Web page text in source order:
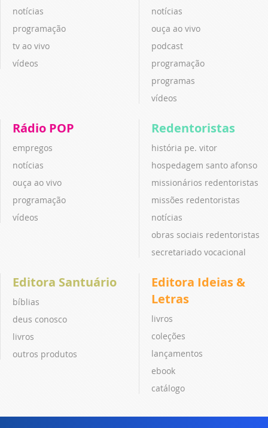
notícias
programação
tv ao vivo
vídeos
notícias
ouça ao vivo
podcast
programação
programas
vídeos
Rádio POP
empregos
notícias
ouça ao vivo
programação
vídeos
Redentoristas
história pe. vitor
hospedagem santo afonso
missionários redentoristas
missões redentoristas
notícias
obras sociais redentoristas
secretariado vocacional
Editora Santuário
bíblias
deus conosco
livros
outros produtos
Editora Ideias &
Letras
livros
coleções
lançamentos
ebook
catálogo